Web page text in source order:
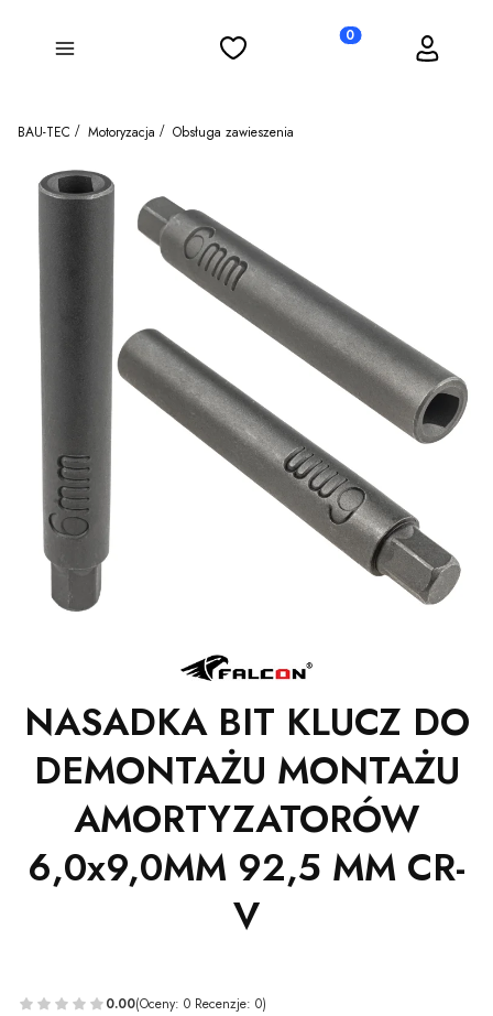
Menu Ulubione Produkty w koszyku:
Koszyk Zaloguj się
BAU-TEC Motoryzacja Obsługa zawieszenia
NASADKA BIT KLUCZ DO
DEMONTAŻU MONTAŻU
AMORTYZATORÓW
6,0x9,0MM 92,5 MM CR-
V
0.00(Oceny: 0 Recenzje: 0)